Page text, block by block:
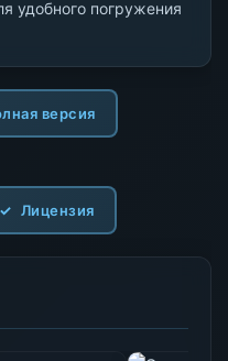
удобного погружения
версия
Лицензия